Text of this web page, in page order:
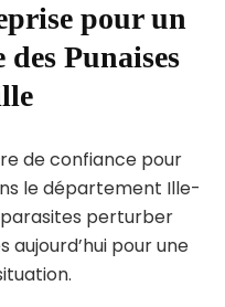
pour un
Punaises
de confiance pour
le département Ille-
parasites perturber
pour une